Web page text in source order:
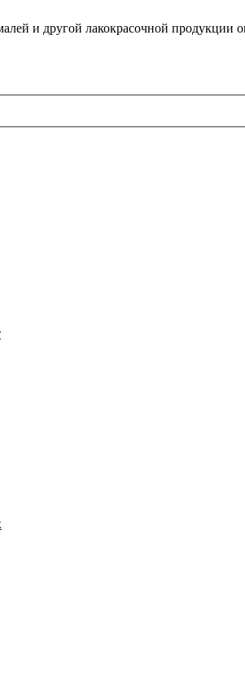
и другой лакокрасочной продукции